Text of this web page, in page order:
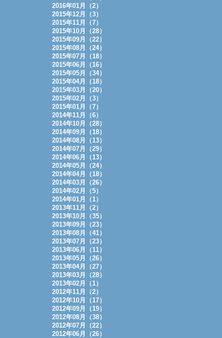
2016年01月（2）
2015年12月（3）
2015年11月（7）
2015年10月（28）
2015年09月（22）
2015年08月（24）
2015年07月（18）
2015年06月（16）
2015年05月（34）
2015年04月（18）
2015年03月（20）
2015年02月（3）
2015年01月（7）
2014年11月（6）
2014年10月（28）
2014年09月（18）
2014年08月（13）
2014年07月（29）
2014年06月（13）
2014年05月（24）
2014年04月（18）
2014年03月（26）
2014年02月（5）
2014年01月（1）
2013年11月（2）
2013年10月（35）
2013年09月（23）
2013年08月（41）
2013年07月（23）
2013年06月（11）
2013年05月（26）
2013年04月（27）
2013年03月（28）
2013年02月（1）
2012年11月（2）
2012年10月（17）
2012年09月（19）
2012年08月（38）
2012年07月（22）
2012年06月（26）